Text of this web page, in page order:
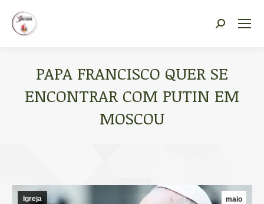
Search:
PAPA FRANCISCO QUER SE
ENCONTRAR COM PUTIN EM
MOSCOU
maio
Igreja